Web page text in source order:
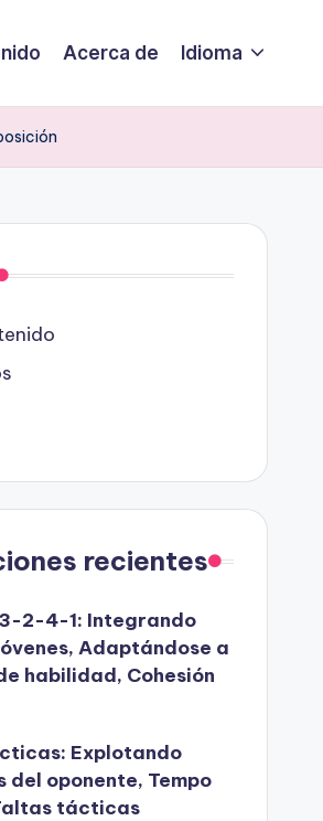
Acerca de Idioma
recientes
2-4-1: Integrando
Adaptándose a
habilidad, Cohesión
Explotando
del oponente, Tempo
tácticas